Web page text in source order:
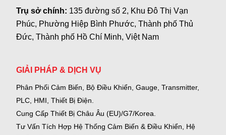
Trụ sở chính: 135 đường số 2, Khu Đô Thị Vạn
Phúc, Phường Hiệp Bình Phước, Thành phố Thủ
Đức, Thành phố Hồ Chí Minh, Việt Nam
GIẢI PHÁP & DỊCH VỤ
Phân Phối Cảm Biến, Bộ Điều Khiển, Gauge, Transmitter,
PLC, HMI, Thiết Bị Điện.
Cung Cấp Thiết Bị Châu Âu (EU)/G7/Korea.
Tư Vấn Tích Hợp Hệ Thống Cảm Biến & Điều Khiển, Hệ